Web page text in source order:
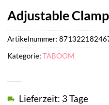
Adjustable
Lieferzeit: 3 Tage
Artikelnummer:
Kategorie: TABOOM